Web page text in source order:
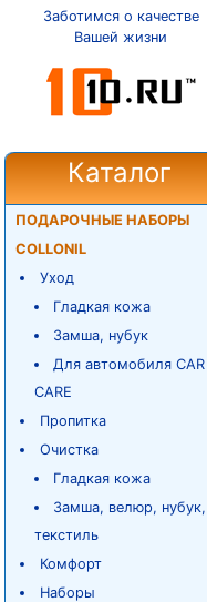
Заботимся о качестве
Вашей жизни
Каталог
ПОДАРОЧНЫЕ НАБОРЫ
COLLONIL
Уход
Гладкая кожа
Замша, нубук
Для автомобиля CAR
CARE
Пропитка
Очистка
Гладкая кожа
Замша, велюр, нубук,
текстиль
Комфорт
Наборы